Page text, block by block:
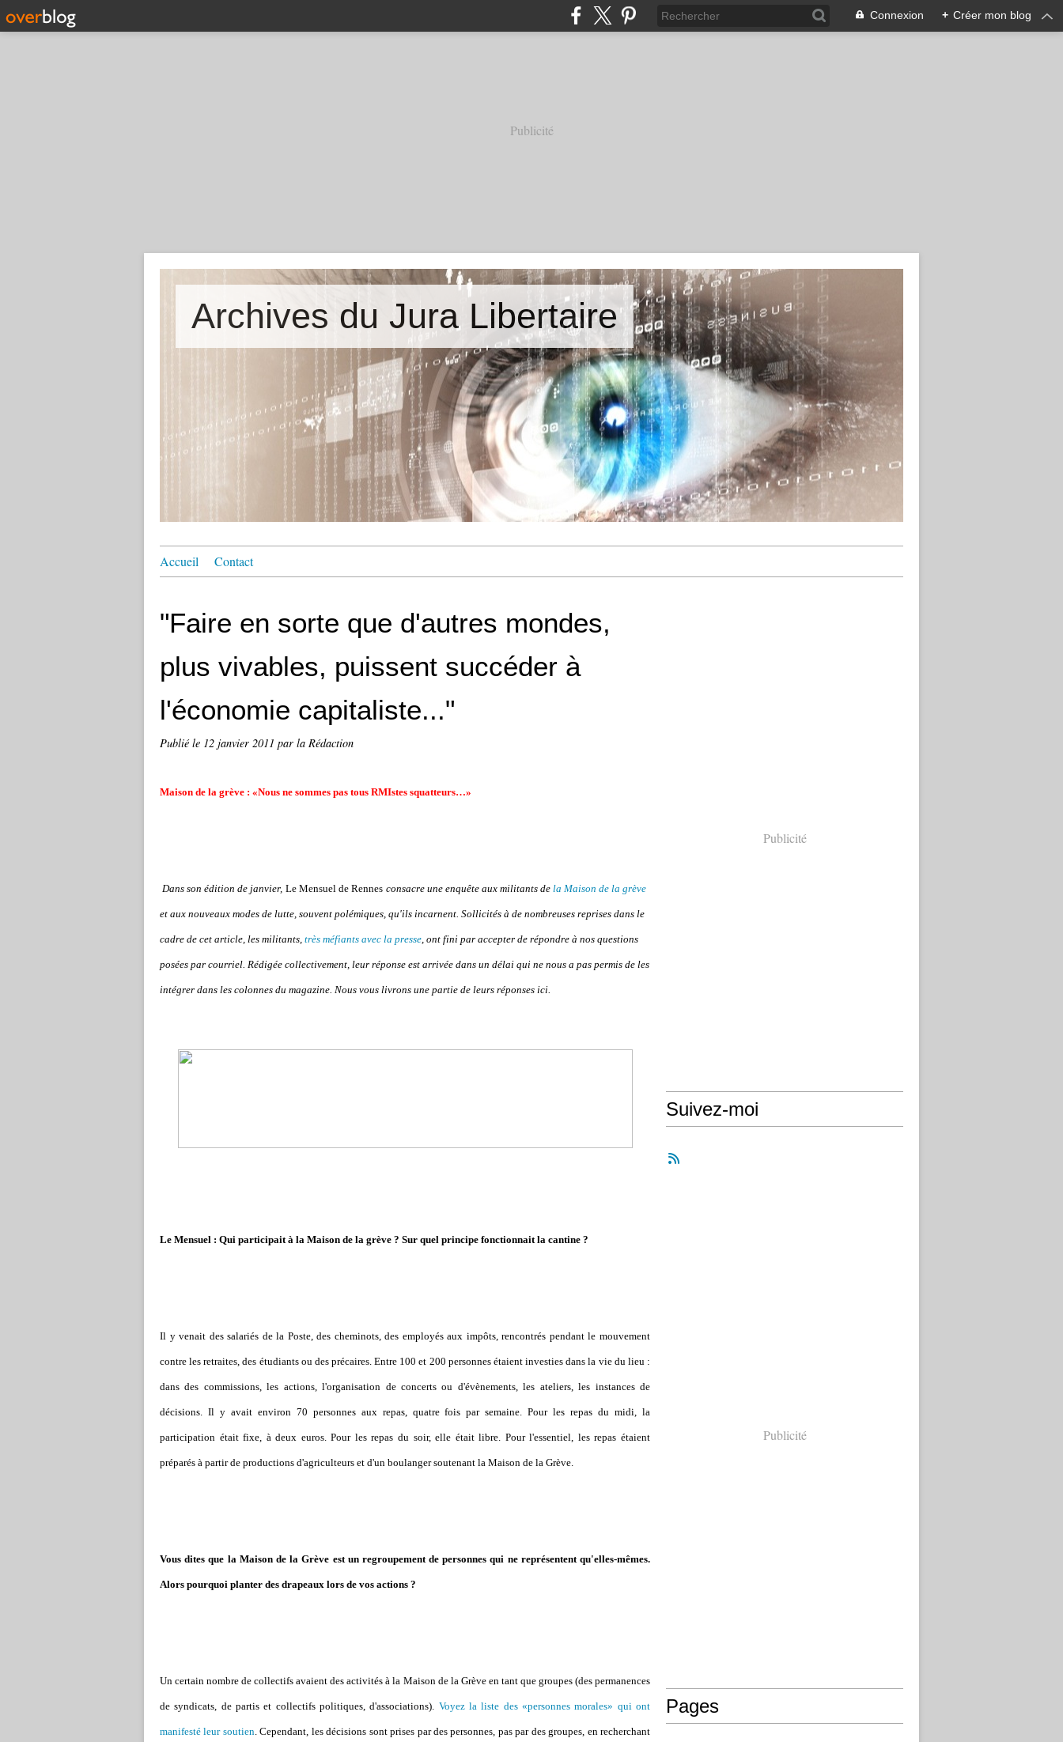
Connexion + Créer mon blog
Publicité
Archives du Jura Libertaire
Accueil Contact
"Faire en sorte que d'autres mondes,
plus vivables, puissent succéder à
l'économie capitaliste..."
Publié le 12 janvier 2011 par la Rédaction
Maison de la grève : «Nous ne sommes pas tous RMIstes squatteurs…»
Dans son édition de janvier, Le Mensuel de Rennes consacre une enquête aux militants de la Maison de la grève
et aux nouveaux modes de lutte, souvent polémiques, qu'ils incarnent. Sollicités à de nombreuses reprises dans le
cadre de cet article, les militants, très méfiants avec la presse, ont fini par accepter de répondre à nos questions
posées par courriel. Rédigée collectivement, leur réponse est arrivée dans un délai qui ne nous a pas permis de les
intégrer dans les colonnes du magazine. Nous vous livrons une partie de leurs réponses ici.
Le Mensuel : Qui participait à la Maison de la grève ? Sur quel principe fonctionnait la cantine ?
Il y venait des salariés de la Poste, des cheminots, des employés aux impôts, rencontrés pendant le mouvement
contre les retraites, des étudiants ou des précaires. Entre 100 et 200 personnes étaient investies dans la vie du lieu :
dans des commissions, les actions, l'organisation de concerts ou d'évènements, les ateliers, les instances de
décisions. Il y avait environ 70 personnes aux repas, quatre fois par semaine. Pour les repas du midi, la
participation était fixe, à deux euros. Pour les repas du soir, elle était libre. Pour l'essentiel, les repas étaient
préparés à partir de productions d'agriculteurs et d'un boulanger soutenant la Maison de la Grève.
Vous dites que la Maison de la Grève est un regroupement de personnes qui ne représentent qu'elles-mêmes.
Alors pourquoi planter des drapeaux lors de vos actions ?
Un certain nombre de collectifs avaient des activités à la Maison de la Grève en tant que groupes (des permanences
de syndicats, de partis et collectifs politiques, d'associations). Voyez la liste des «personnes morales» qui ont
manifesté leur soutien. Cependant, les décisions sont prises par des personnes, pas par des groupes, en recherchant
Publicité
Suivez-moi
Publicité
Pages